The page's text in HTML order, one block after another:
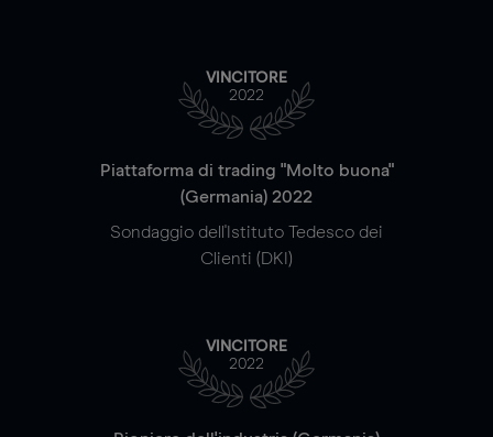
VINCITORE
2022
Piattaforma di trading "Molto buona"
(Germania) 2022
Sondaggio dell'Istituto Tedesco dei
Clienti (DKI)
VINCITORE
2022